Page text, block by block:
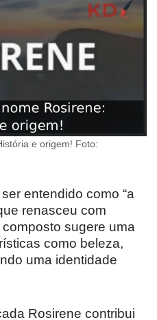
e origem! Foto:
entendido como “a
renasceu com
sugere uma
como beleza,
uma identidade
Rosirene contribui